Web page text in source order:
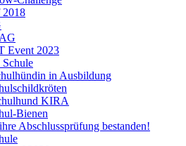
2018
Event 2023
in Ausbildung
KIRA
Bienen
Abschlussprüfung bestanden!